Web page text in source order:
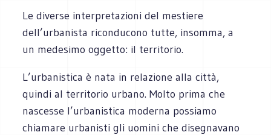
Le diverse interpretazioni del mestiere
dell’urbanista riconducono tutte, insomma, a
un medesimo oggetto: il territorio.
L’urbanistica è nata in relazione alla città,
quindi al territorio urbano. Molto prima che
nascesse l’urbanistica moderna possiamo
chiamare urbanisti gli uomini che disegnavano